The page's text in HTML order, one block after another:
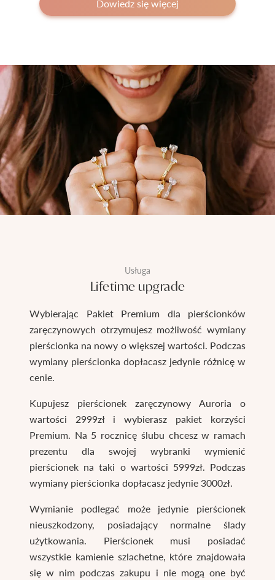
Dowiedz się więcej
Usługa
Lifetime upgrade
Wybierając Pakiet Premium dla pierścionków
zaręczynowych otrzymujesz możliwość wymiany
pierścionka na nowy o większej wartości. Podczas
wymiany pierścionka dopłacasz jedynie różnicę w
cenie.
Kupujesz pierścionek zaręczynowy Auroria o
wartości 2999zł i wybierasz pakiet korzyści
Premium. Na 5 rocznicę ślubu chcesz w ramach
prezentu dla swojej wybranki wymienić
pierścionek na taki o wartości 5999zł. Podczas
wymiany pierścionka dopłacasz jedynie 3000zł.
Wymianie podlegać może jedynie pierścionek
nieuszkodzony, posiadający normalne ślady
użytkowania. Pierścionek musi posiadać
wszystkie kamienie szlachetne, które znajdowała
się w nim podczas zakupu i nie mogą one być